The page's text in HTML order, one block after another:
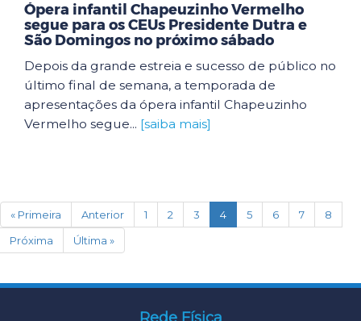
Ópera infantil Chapeuzinho Vermelho
segue para os CEUs Presidente Dutra e
São Domingos no próximo sábado
Depois da grande estreia e sucesso de público no
último final de semana, a temporada de
apresentações da ópera infantil Chapeuzinho
Vermelho segue... [saiba mais]
« Primeira Anterior 1 2 3 4(current)
5 6 7
8
Próxima
Última »